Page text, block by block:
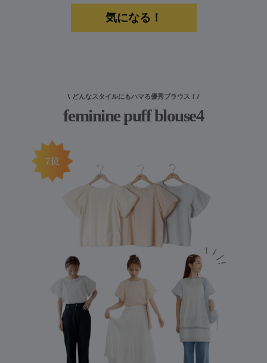
気になる！
\ どんなスタイルにもハマる優秀ブラウス！/
feminine puff blouse4